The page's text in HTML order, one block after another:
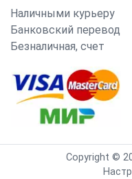
Наличными курьеру
Банковский перевод
Безналичная, счет
Copyright ©